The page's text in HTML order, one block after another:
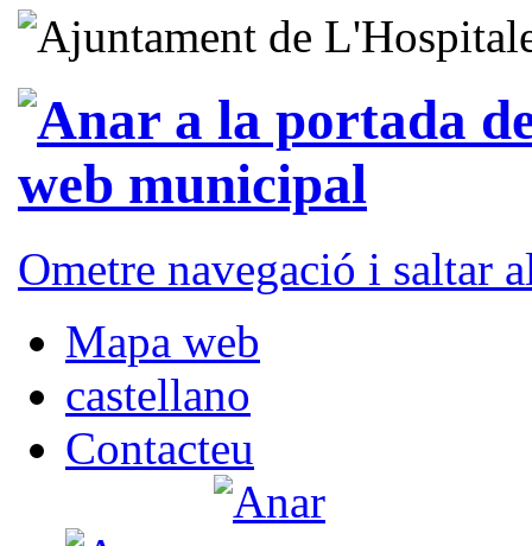
Ometre navegació i saltar
Mapa web
castellano
Contacteu